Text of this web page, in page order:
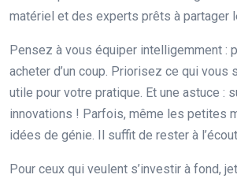
matériel et des experts prêts à partager
Pensez à vous équiper intelligemment :
acheter d’un coup. Priorisez ce qui vous
utile pour votre pratique. Et une astuce :
innovations ! Parfois, même les petites
idées de génie. Il suffit de rester à
Pour ceux qui veulent s’investir à fond,